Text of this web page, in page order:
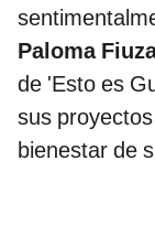
Paloma
de 'Esto es
sus
bienestar de